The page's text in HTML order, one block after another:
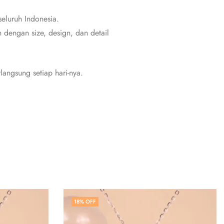
Indonesia.
size, design, dan detail
setiap hari-nya.